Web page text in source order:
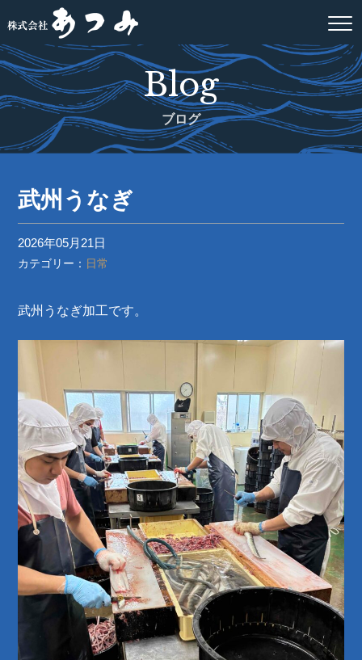
Blog
ブログ
武州うなぎ
2026年05月21日
カテゴリー： 日常
武州うなぎ加工です。